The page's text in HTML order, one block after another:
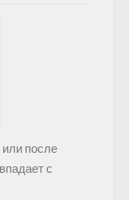
или после
с